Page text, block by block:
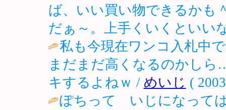
ば、いい買い物できるかも
だぁ～。上手くいくといい
私も今現在ワンコ入札中
まだまだ高くなるのかし
キするよねｗ / めいじ (
ぽちって いじになって